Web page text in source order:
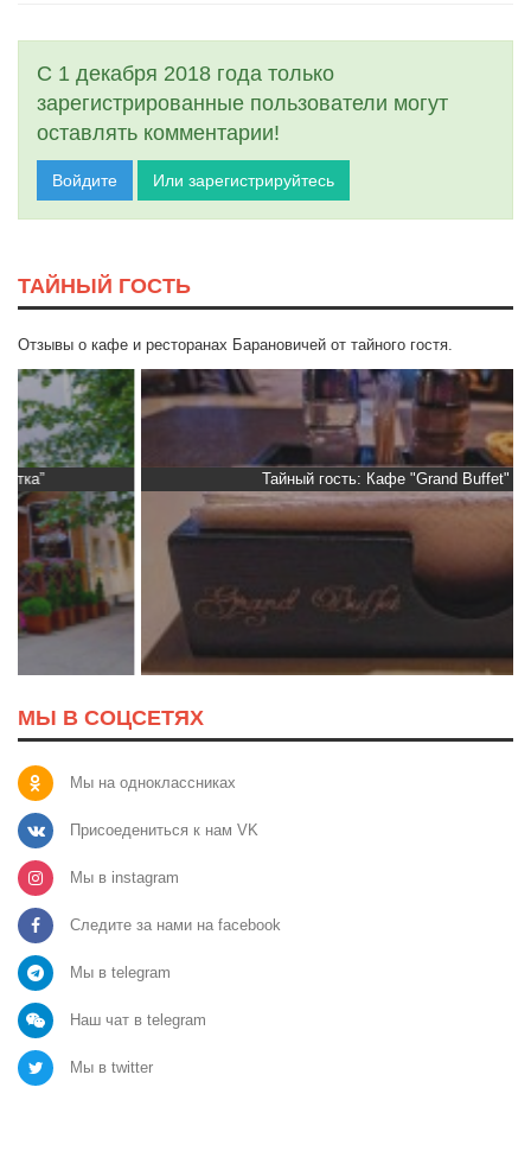
С 1 декабря 2018 года только
зарегистрированные пользователи могут
оставлять комментарии!
Войдите Или зарегистрируйтесь
ТАЙНЫЙ ГОСТЬ
Отзывы о кафе и ресторанах Барановичей от тайного гостя.
Тайный гость: Кафе "Grand Buffet"
МЫ В СОЦСЕТЯХ
Мы на одноклассниках
Присоедениться к нам VK
Мы в instagram
Следите за нами на facebook
Мы в telegram
Наш чат в telegram
Мы в twitter